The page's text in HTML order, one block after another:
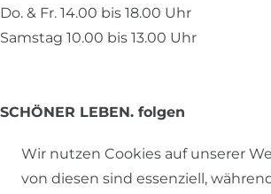
Do. & Fr. 14.00 bis 18.00 Uhr
Samstag 10.00 bis 13.00 Uhr
SCHÖNER LEBEN. folgen
Wir nutzen Cookies auf unserer
von diesen sind essenziell,